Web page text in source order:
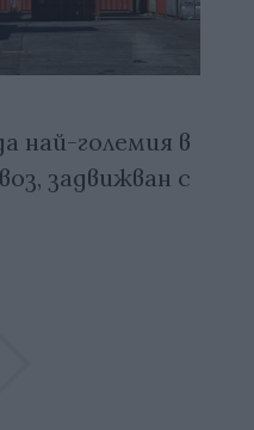
най-големия в
задвижван с